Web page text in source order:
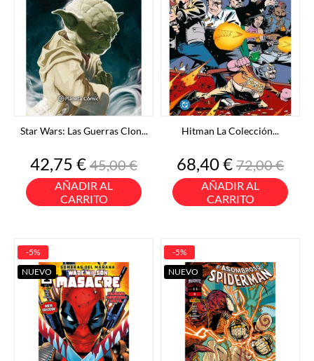
Star Wars: Las Guerras Clon...
Precio
42,75 €Precio
base
45,00 €
AÑADIR AL
CARRITO
Hitman La Colección...
Precio
68,40 €Precio
base
72,00 €
AÑADIR AL
CARRITO
-5%
NUEVO
-5%
NUEVO